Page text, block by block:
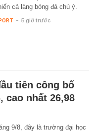
cả làng bóng đá chú ý.
- 5 giờ trước
tiên công bố
cao nhất 26,98
9/8, đây là trường đại học